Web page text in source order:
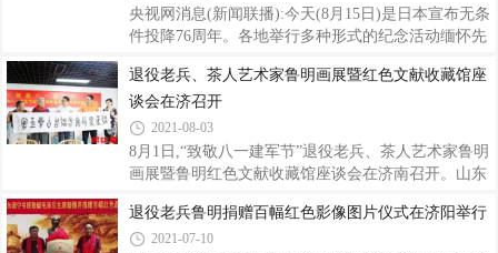
征程”开学典礼,学校师生同上了新学年第一节思政课
——《以史为鉴 开创未来》。校长梁丽与师生代表从
前、阔步奋进看今朝四个篇章,讲述了中国共产党的发
展史,回顾了新中
央视网消息(新闻联播):今天(8月15日)是日本宣布无条
件投降76周年。各地举行多种形式的纪念活动缅怀先
河江苏泗阳段的所有船只停止航行,同时鸣笛,以这样
的方式来纪念今天这个特殊的日子。上海不少市民自
发来到淞沪抗战纪念馆,向在淞沪抗战中牺牲的英烈和
遇难同胞献上白菊花,寄托哀思;在河北乐亭,当年八路
军打伏击的胡常各庄,村民在抗战胜利纪念碑前敬献鲜
陈列馆,公布了一批731部队第二任部队长北野政次相
关的文件和档案,进一步证实了当年侵华
退役老兵、茶人艺术家鲁明画展暨红色文献收藏馆座
谈会在济召开
2021-08-03
8月1日,“致敬八一建军节”退役老兵、茶人艺术家鲁明
画展暨鲁明红色文献收藏馆座谈会在济南召开。山东
术家协会副主席李向宇、山东省茶文化协会会长侯国
云女士、河北省红色文物收藏家李忠信、济南市济阳
退役老兵鲁明捐赠百幅红色影像图片仪式在济阳举行
2021-07-10